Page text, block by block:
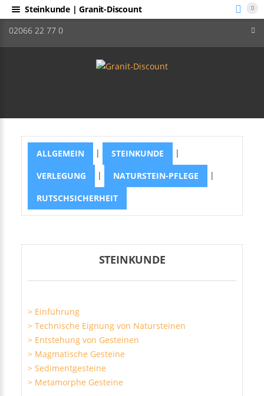
02066 22 77 0
0
ALLGEMEIN | STEINKUNDE |
VERLEGUNG | NATURSTEIN-PFLEGE |
RUTSCHSICHERHEIT
STEINKUNDE
> Einführung
> Technische Eignung von Natursteinen
> Entstehung von Gesteinen
> Magmatische Gesteine
> Sedimentgesteine
> Metamorphe Gesteine
Steinkunde | Granit-Discount